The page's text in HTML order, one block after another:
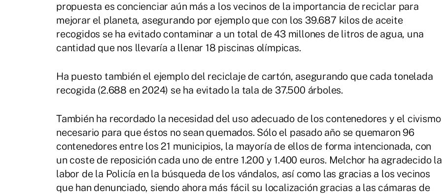
propuesta es concienciar aún más a los vecinos de la importancia de reciclar para
mejorar el planeta, asegurando por ejemplo que con los 39.687 kilos de aceite
recogidos se ha evitado contaminar a un total de 43 millones de litros de agua, una
cantidad que nos llevaría a llenar 18 piscinas olímpicas.
Ha puesto también el ejemplo del reciclaje de cartón, asegurando que cada tonelada
recogida (2.688 en 2024) se ha evitado la tala de 37.500 árboles.
También ha recordado la necesidad del uso adecuado de los contenedores y el civismo
necesario para que éstos no sean quemados. Sólo el pasado año se quemaron 96
contenedores entre los 21 municipios, la mayoría de ellos de forma intencionada, con
un coste de reposición cada uno de entre 1.200 y 1.400 euros. Melchor ha agradecido la
labor de la Policía en la búsqueda de los vándalos, así como las gracias a los vecinos
que han denunciado, siendo ahora más fácil su localización gracias a las cámaras de